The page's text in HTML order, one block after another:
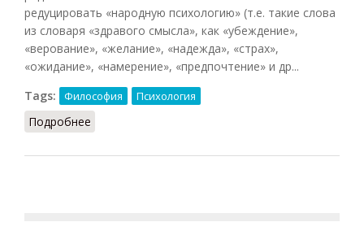
редуцировать «народную психологию» (т.е. такие слова
из словаря «здравого смысла», как «убеждение»,
«верование», «желание», «надежда», «страх»,
«ожидание», «намерение», «предпочтение» и др...
Tags:
Философия Психология
Подробнее